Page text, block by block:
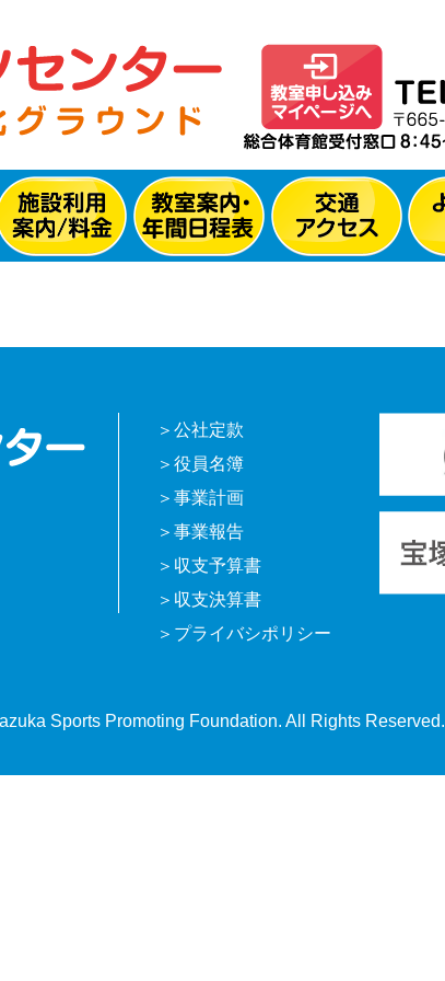
公社定款
役員名簿
事業計画
事業報告
収支予算書
収支決算書
プライバシポリシー
Sports Promoting Foundation. All Rights Reserved.